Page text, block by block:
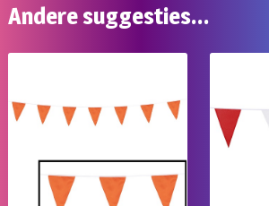
Andere suggesties…